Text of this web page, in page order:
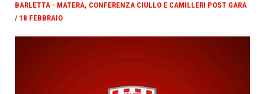
BARLETTA - MATERA, CONFERENZA CIULLO E CAMILLERI POST GARA
/ 18 FEBBRAIO